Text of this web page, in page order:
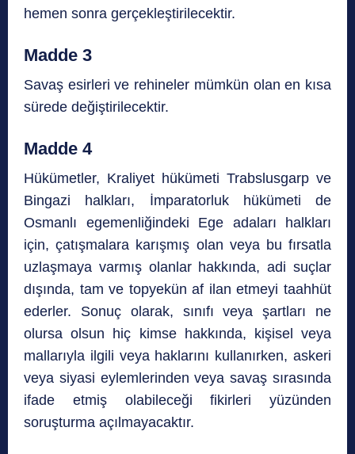
hemen sonra gerçekleştirilecektir.
Madde 3
Savaş esirleri ve rehineler mümkün olan en kısa
sürede değiştirilecektir.
Madde 4
Hükümetler, Kraliyet hükümeti Trabslusgarp ve
Bingazi halkları, İmparatorluk hükümeti de
Osmanlı egemenliğindeki Ege adaları halkları
için, çatışmalara karışmış olan veya bu fırsatla
uzlaşmaya varmış olanlar hakkında, adi suçlar
dışında, tam ve topyekün af ilan etmeyi taahhüt
ederler. Sonuç olarak, sınıfı veya şartları ne
olursa olsun hiç kimse hakkında, kişisel veya
mallarıyla ilgili veya haklarını kullanırken, askeri
veya siyasi eylemlerinden veya savaş sırasında
ifade etmiş olabileceği fikirleri yüzünden
soruşturma açılmayacaktır.